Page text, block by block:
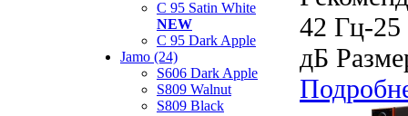
C 95 Satin White
NEW
C 95 Dark Apple
Jamo (24)
S606 Dark Apple
S809 Walnut
S809 Black
42 Гц-25
дБ